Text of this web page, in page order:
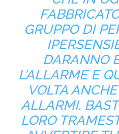
GRUPPO DI
DARANNO
L’ALLARME E
VOLTA
ALLARMI.
LORO